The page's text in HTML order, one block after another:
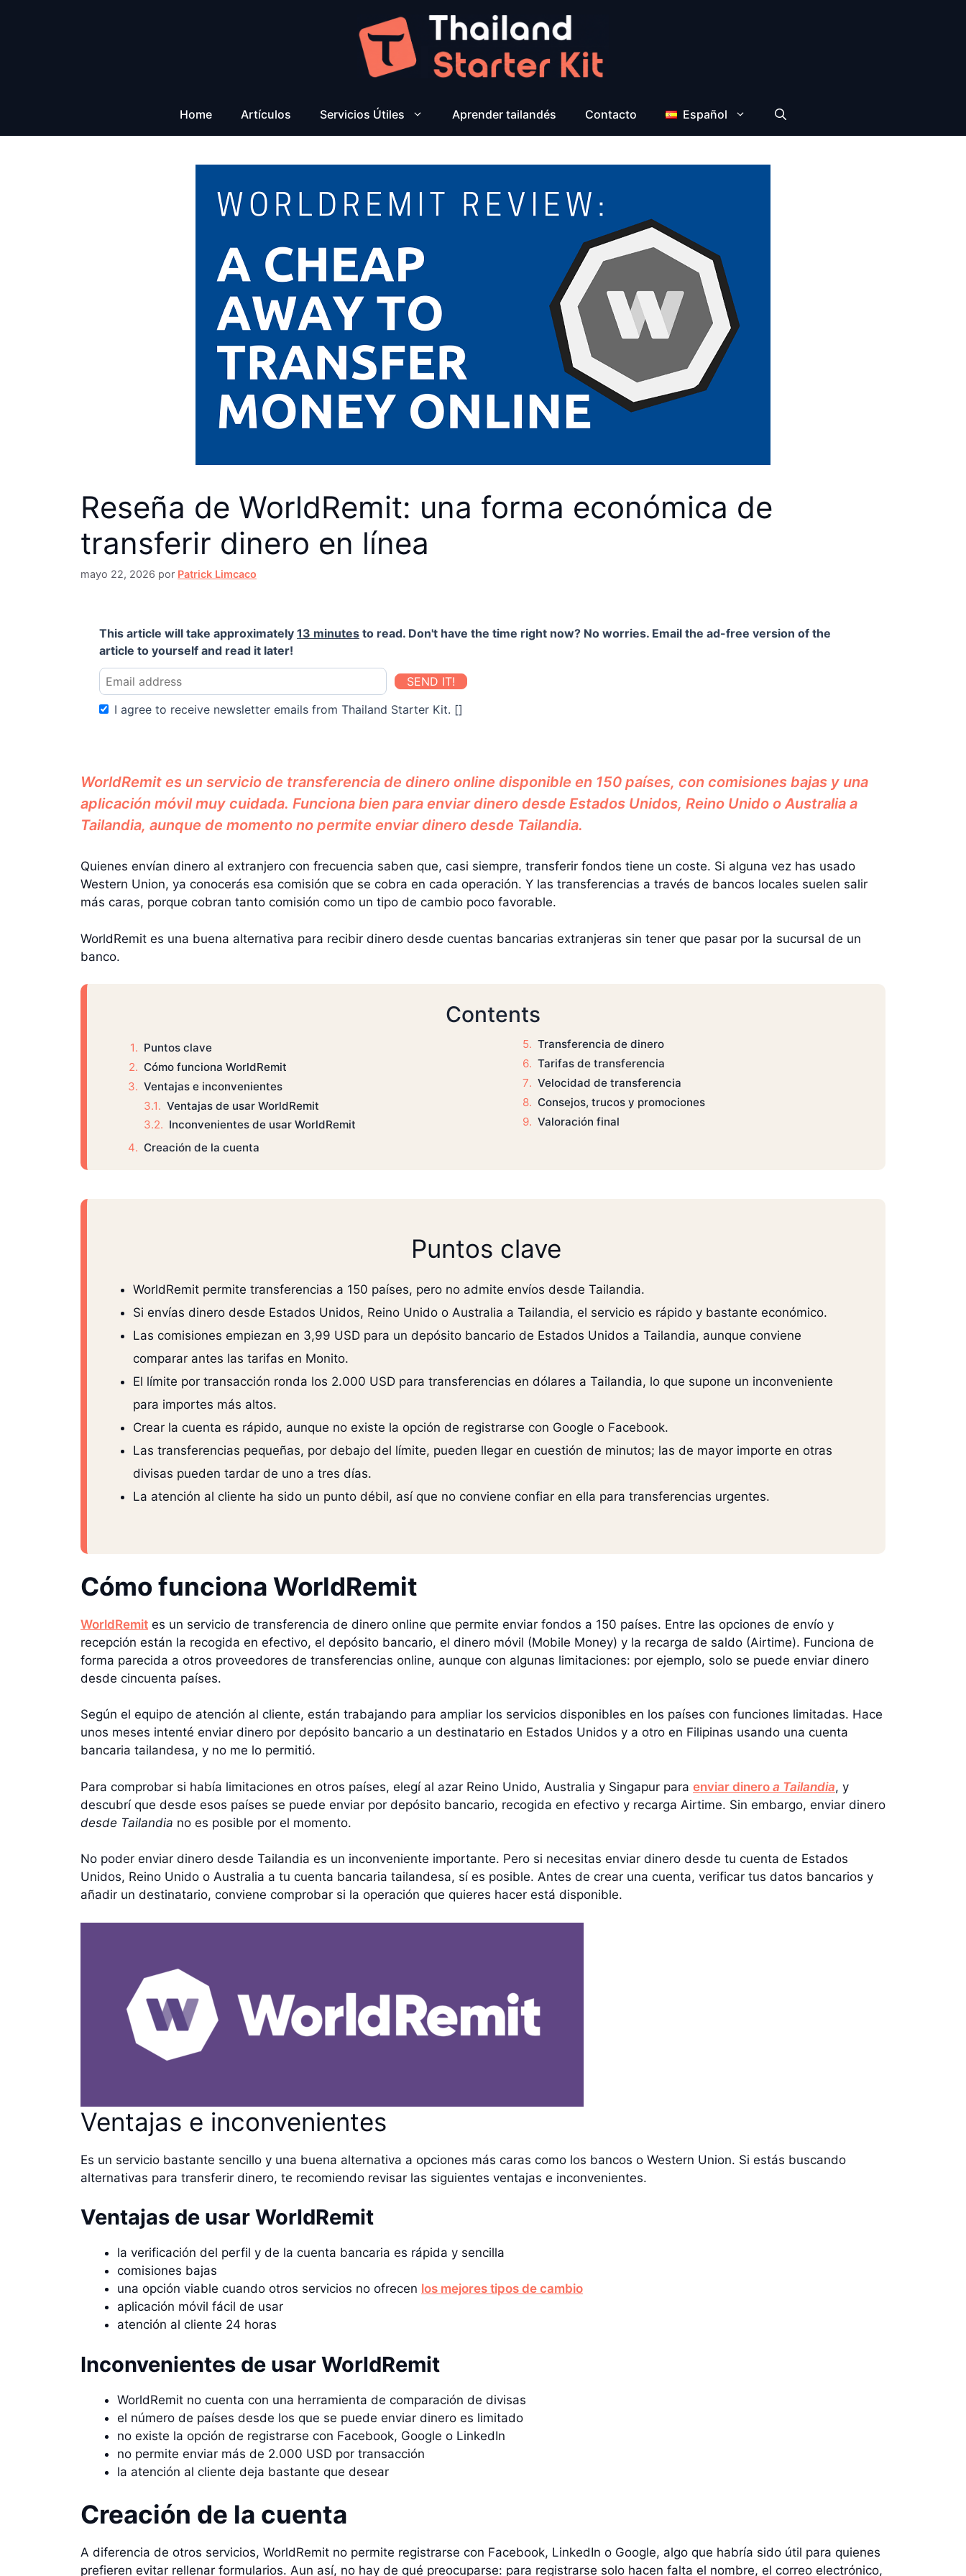
Home Artículos Servicios Útiles Aprender tailandés Contacto Español
Reseña de WorldRemit: una forma económica de
transferir dinero en línea
mayo 22, 2026 por Patrick Limcaco
This article will take approximately 13 minutes to read. Don't have the time right now? No worries. Email the ad-free version of the
article to yourself and read it later!
SEND IT!
I agree to receive newsletter emails from Thailand Starter Kit. []
WorldRemit es un servicio de transferencia de dinero online disponible en 150 países, con comisiones bajas y una
aplicación móvil muy cuidada. Funciona bien para enviar dinero desde Estados Unidos, Reino Unido o Australia a
Tailandia, aunque de momento no permite enviar dinero desde Tailandia.
Quienes envían dinero al extranjero con frecuencia saben que, casi siempre, transferir fondos tiene un coste. Si alguna vez has usado
Western Union, ya conocerás esa comisión que se cobra en cada operación. Y las transferencias a través de bancos locales suelen salir
más caras, porque cobran tanto comisión como un tipo de cambio poco favorable.
WorldRemit es una buena alternativa para recibir dinero desde cuentas bancarias extranjeras sin tener que pasar por la sucursal de un
banco.
Contents
Puntos clave
Cómo funciona WorldRemit
Ventajas e inconvenientes
Ventajas de usar WorldRemit
Inconvenientes de usar WorldRemit
Creación de la cuenta
Transferencia de dinero
Tarifas de transferencia
Velocidad de transferencia
Consejos, trucos y promociones
Valoración final
Puntos clave
WorldRemit permite transferencias a 150 países, pero no admite envíos desde Tailandia.
Si envías dinero desde Estados Unidos, Reino Unido o Australia a Tailandia, el servicio es rápido y bastante económico.
Las comisiones empiezan en 3,99 USD para un depósito bancario de Estados Unidos a Tailandia, aunque conviene
comparar antes las tarifas en Monito.
El límite por transacción ronda los 2.000 USD para transferencias en dólares a Tailandia, lo que supone un inconveniente
para importes más altos.
Crear la cuenta es rápido, aunque no existe la opción de registrarse con Google o Facebook.
Las transferencias pequeñas, por debajo del límite, pueden llegar en cuestión de minutos; las de mayor importe en otras
divisas pueden tardar de uno a tres días.
La atención al cliente ha sido un punto débil, así que no conviene confiar en ella para transferencias urgentes.
Cómo funciona WorldRemit
WorldRemit es un servicio de transferencia de dinero online que permite enviar fondos a 150 países. Entre las opciones de envío y
recepción están la recogida en efectivo, el depósito bancario, el dinero móvil (Mobile Money) y la recarga de saldo (Airtime). Funciona de
forma parecida a otros proveedores de transferencias online, aunque con algunas limitaciones: por ejemplo, solo se puede enviar dinero
desde cincuenta países.
Según el equipo de atención al cliente, están trabajando para ampliar los servicios disponibles en los países con funciones limitadas. Hace
unos meses intenté enviar dinero por depósito bancario a un destinatario en Estados Unidos y a otro en Filipinas usando una cuenta
bancaria tailandesa, y no me lo permitió.
Para comprobar si había limitaciones en otros países, elegí al azar Reino Unido, Australia y Singapur para enviar dinero a Tailandia, y
descubrí que desde esos países se puede enviar por depósito bancario, recogida en efectivo y recarga Airtime. Sin embargo, enviar dinero
desde Tailandia no es posible por el momento.
No poder enviar dinero desde Tailandia es un inconveniente importante. Pero si necesitas enviar dinero desde tu cuenta de Estados
Unidos, Reino Unido o Australia a tu cuenta bancaria tailandesa, sí es posible. Antes de crear una cuenta, verificar tus datos bancarios y
añadir un destinatario, conviene comprobar si la operación que quieres hacer está disponible.
Ventajas e inconvenientes
Es un servicio bastante sencillo y una buena alternativa a opciones más caras como los bancos o Western Union. Si estás buscando
alternativas para transferir dinero, te recomiendo revisar las siguientes ventajas e inconvenientes.
Ventajas de usar WorldRemit
la verificación del perfil y de la cuenta bancaria es rápida y sencilla
comisiones bajas
una opción viable cuando otros servicios no ofrecen los mejores tipos de cambio
aplicación móvil fácil de usar
atención al cliente 24 horas
Inconvenientes de usar WorldRemit
WorldRemit no cuenta con una herramienta de comparación de divisas
el número de países desde los que se puede enviar dinero es limitado
no existe la opción de registrarse con Facebook, Google o LinkedIn
no permite enviar más de 2.000 USD por transacción
la atención al cliente deja bastante que desear
Creación de la cuenta
A diferencia de otros servicios, WorldRemit no permite registrarse con Facebook, LinkedIn o Google, algo que habría sido útil para quienes
prefieren evitar rellenar formularios. Aun así, no hay de qué preocuparse: para registrarse solo hacen falta el nombre, el correo electrónico,